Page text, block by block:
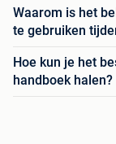
Waarom is het
te gebruiken
Hoe kun je het
handboek halen?